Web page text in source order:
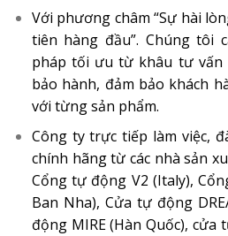
Với phương châm “Sự hài
tiên hàng đầu”. Chúng tôi
pháp tối ưu từ khâu tư vấn
bảo hành, đảm bảo khách
với từng sản phẩm.
Công ty trực tiếp làm việc,
chính hãng từ các nhà sản
Cổng tự động V2 (Italy),
Ban Nha), Cửa tự động
động MIRE (Hàn Quốc),